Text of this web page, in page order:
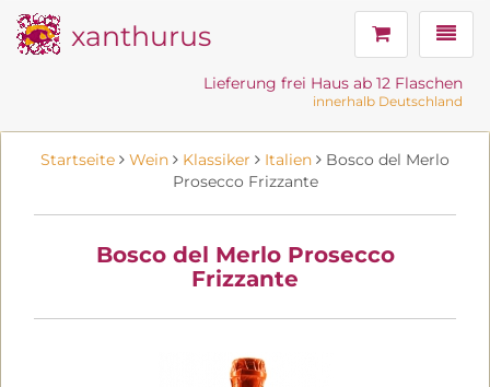
xanthurus
Lieferung frei Haus ab 12 Flaschen
innerhalb Deutschland
Startseite Wein Klassiker Italien
Bosco del Merlo
Prosecco Frizzante
Bosco del Merlo Prosecco
Frizzante